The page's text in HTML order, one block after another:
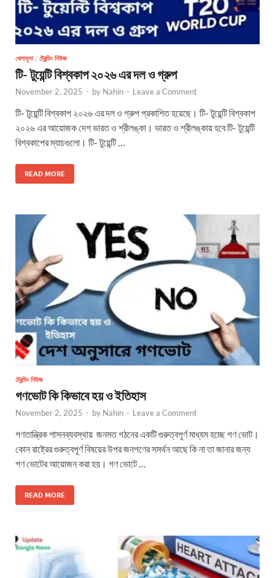
খেলাধুলা/ ট্রেন্ডিং নিউজ
টি- টুয়েন্টি বিশ্বকাপ ২০২৬ এর দল ও গ্রুপ
November 2, 2025 - by Nahin - Leave a Comment
টি- টুয়েন্টি বিশ্বকাপ ২০২৬ এর দল ও গ্রুপ প্রকাশিত হয়েছে। টি- টুয়েন্টি বিশ্বকাপ
২০২৬ এর আয়োজক দেশ ভারত ও শ্রীলঙ্কা। ভারত ও শ্রীলঙ্কায় হবে টি- টুয়েন্টি
বিশ্বকাপের ম্যাচগুলো। টি- টুয়েন্টি …
READ MORE
ট্রেন্ডিং নিউজ
গণভোট কি কিভাবে হয় ও ইতিহাস
November 2, 2025 - by Nahin - Leave a Comment
গণতান্ত্রিক শাসনব্যবস্থায় জনমত গঠনের একটি গুরুত্বপূর্ণ মাধ্যম হচ্ছে গণ ভোট।
কোন রাষ্ট্রের গুরুত্বপূর্ণ বিষয়ের উপর জনগণের সমর্থন আছে কি না তা জানার জন্য
গণ ভোটের আয়োজন করা হয়। গণ ভোটে …
READ MORE